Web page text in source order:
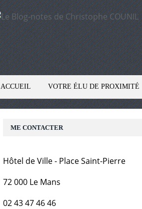
ACCUEIL VOTRE ÉLU DE PROXIMITÉ
ME CONTACTER
Hôtel de Ville - Place Saint-Pierre
72 000 Le Mans
02 43 47 46 46